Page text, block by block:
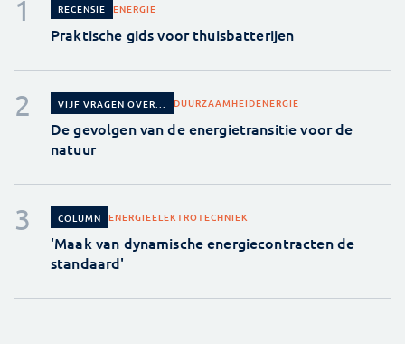
RECENSIE ENERGIE
Praktische gids voor thuisbatterijen
VIJF VRAGEN OVER... DUURZAAMHEIDENERGIE
De gevolgen van de energietransitie voor de
natuur
COLUMN ENERGIEELEKTROTECHNIEK
'Maak van dynamische energiecontracten de
standaard'